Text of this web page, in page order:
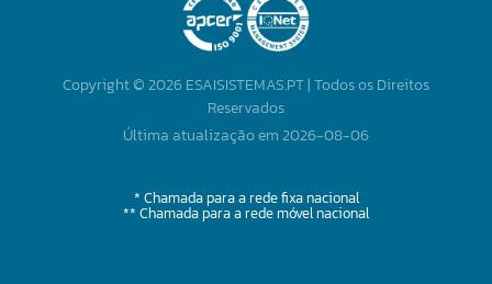
Copyright © 2026 ESAISISTEMAS.PT | Todos os Direitos
Reservados
Última atualização em 2026-08-06
* Chamada para a rede fixa nacional
** Chamada para a rede móvel nacional